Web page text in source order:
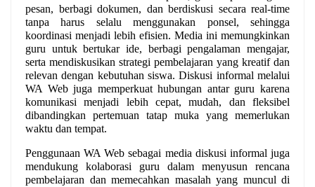
pesan, berbagi dokumen, dan berdiskusi secara real-time
tanpa harus selalu menggunakan ponsel, sehingga
koordinasi menjadi lebih efisien. Media ini memungkinkan
guru untuk bertukar ide, berbagi pengalaman mengajar,
serta mendiskusikan strategi pembelajaran yang kreatif dan
relevan dengan kebutuhan siswa. Diskusi informal melalui
WA Web juga memperkuat hubungan antar guru karena
komunikasi menjadi lebih cepat, mudah, dan fleksibel
dibandingkan pertemuan tatap muka yang memerlukan
waktu dan tempat.
Penggunaan WA Web sebagai media diskusi informal juga
mendukung kolaborasi guru dalam menyusun rencana
pembelajaran dan memecahkan masalah yang muncul di